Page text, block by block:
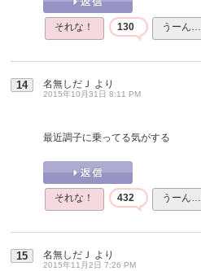
それな！ 130 うーん…
14 名無しだＪ より
2015年10月31日 8:11 PM
最近調子に乗ってる気がする
それな！ 432 うーん…
15 名無しだＪ より
2015年11月2日 7:26 PM